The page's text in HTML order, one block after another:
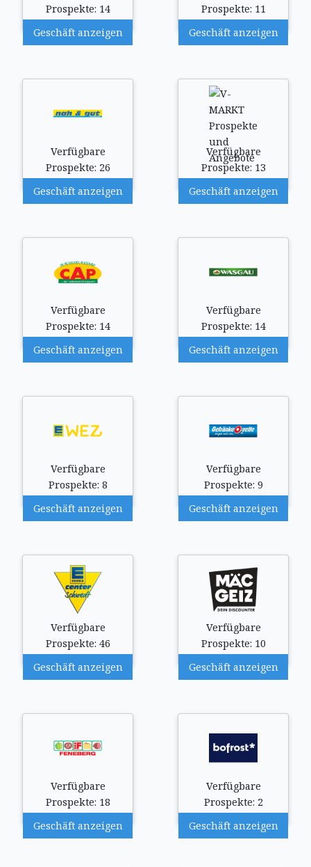
Prospekte: 14
Geschäft anzeigen
Prospekte: 11
Geschäft anzeigen
Verfügbare
Prospekte: 26
Geschäft anzeigen
Verfügbare
Prospekte: 13
Geschäft anzeigen
Verfügbare
Prospekte: 14
Geschäft anzeigen
Verfügbare
Prospekte: 14
Geschäft anzeigen
Verfügbare
Prospekte: 8
Geschäft anzeigen
Verfügbare
Prospekte: 9
Geschäft anzeigen
Verfügbare
Prospekte: 46
Geschäft anzeigen
Verfügbare
Prospekte: 10
Geschäft anzeigen
Verfügbare
Prospekte: 18
Geschäft anzeigen
Verfügbare
Prospekte: 2
Geschäft anzeigen